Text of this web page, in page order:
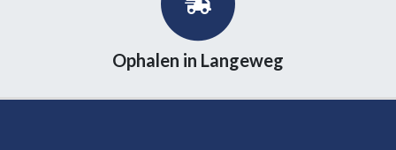
Ophalen in Langeweg